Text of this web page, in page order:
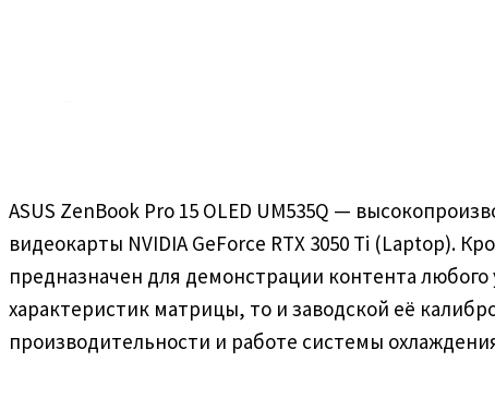
ASUS ZenBook Pro 15 OLED UM535Q —
видеокарты NVIDIA GeForce RTX 3050 Ti (Laptop).
предназначен для демонстрации контента
характеристик матрицы, то и заводской её
производительности и работе системы